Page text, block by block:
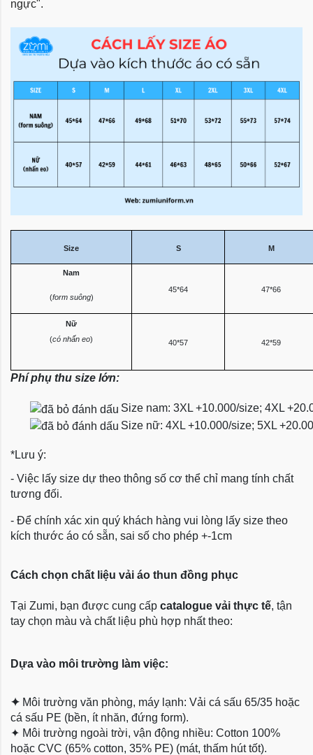
ngực".
Size S M
Nam
45*64
47*66
(form suông)
Nữ
40*57 42*59
(có nhấn eo)
Phí phụ thu size lớn:
Size nam: 3XL +10.000/size; 4XL
Size nữ: 4XL +10.000/size; 5XL
*Lưu ý:
- Việc lấy size dự theo thông số cơ thể chỉ mang tính chất
tương đối.
- Để chính xác xin quý khách hàng vui lòng lấy size theo
kích thước áo có sẵn, sai số cho phép +-1cm
Cách chọn chất liệu vải áo thun đồng phục
Tại Zumi, bạn được cung cấp catalogue vải thực tế, tận
tay chọn màu và chất liệu phù hợp nhất theo:
Dựa vào môi trường làm việc:
✦ Môi trường văn phòng, máy lạnh: Vải cá sấu 65/35 hoặc
cá sấu PE (bền, ít nhăn, đứng form).
✦ Môi trường ngoài trời, vận động nhiều: Cotton 100%
hoặc CVC (65% cotton, 35% PE) (mát, thấm hút tốt).